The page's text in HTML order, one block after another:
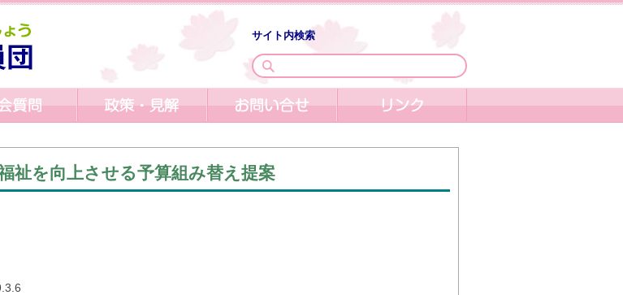
サイト内検索
祉を向上させる予算組み替え提案